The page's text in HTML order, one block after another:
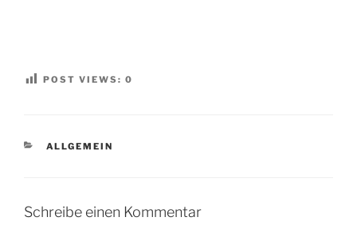
POST VIEWS: 0
KATEGORIEN
ALLGEMEIN
Schreibe einen Kommentar